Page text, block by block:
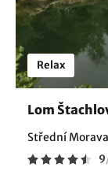
Relax
Lom
Střední
9